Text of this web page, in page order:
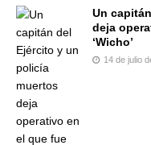
Un
deja
‘Wicho’
14 de julio